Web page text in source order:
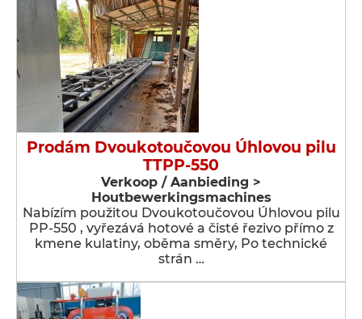
Prodám Dvoukotoučovou Úhlovou pilu
TTPP-550
Verkoop / Aanbieding >
Houtbewerkingsmachines
Nabízím použitou Dvoukotoučovou Úhlovou pilu
PP-550 , vyřezává hotové a čisté řezivo přímo z
kmene kulatiny, oběma směry, Po technické
strán …